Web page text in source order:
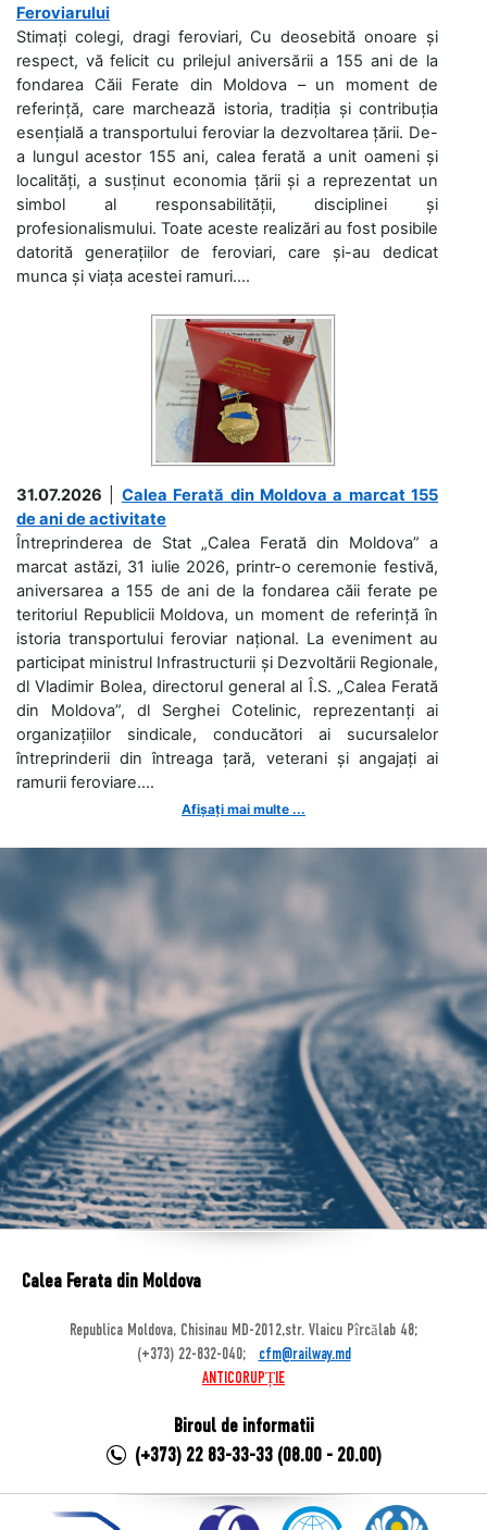
Feroviarului
Stimați colegi, dragi feroviari, Cu deosebită onoare și
respect, vă felicit cu prilejul aniversării a 155 ani de la
fondarea Căii Ferate din Moldova – un moment de
referință, care marchează istoria, tradiția și contribuția
esențială a transportului feroviar la dezvoltarea țării. De-
a lungul acestor 155 ani, calea ferată a unit oameni și
localități, a susținut economia țării și a reprezentat un
simbol al responsabilității, disciplinei și
profesionalismului. Toate aceste realizări au fost posibile
datorită generațiilor de feroviari, care și-au dedicat
munca și viața acestei ramuri....
31.07.2026
Calea Ferată din Moldova a marcat 155
de ani de activitate
Întreprinderea de Stat „Calea Ferată din Moldova” a
marcat astăzi, 31 iulie 2026, printr-o ceremonie festivă,
aniversarea a 155 de ani de la fondarea căii ferate pe
teritoriul Republicii Moldova, un moment de referință în
istoria transportului feroviar național. La eveniment au
participat ministrul Infrastructurii și Dezvoltării Regionale,
dl Vladimir Bolea, directorul general al Î.S. „Calea Ferată
din Moldova”, dl Serghei Cotelinic, reprezentanți ai
organizațiilor sindicale, conducători ai sucursalelor
întreprinderii din întreaga țară, veterani și angajați ai
ramurii feroviare....
Afișați mai multe ...
Calea Ferata din Moldova
Republica Moldova, Chisinau MD-2012,str. Vlaicu Pîrcălab 48;
(+373) 22-832-040;
cfm@railway.md
ANTICORUPȚIE
Biroul de informatii
(+373) 22 83-33-33 (08.00 - 20.00)